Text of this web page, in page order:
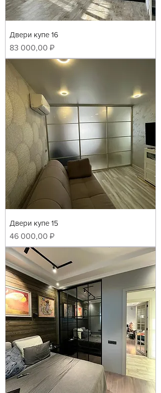
Двери купе 16
Цена
83 000,00 ₽
Двери купе 15
Цена
46 000,00 ₽